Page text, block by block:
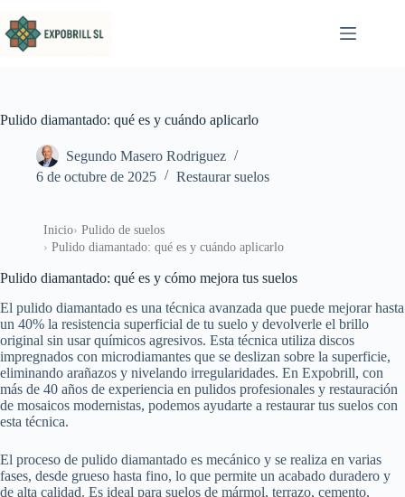
Pulido diamantado: qué es y cuándo aplicarlo
Segundo Masero Rodriguez
6 de octubre de 2025
Restaurar suelos
Inicio
Pulido de suelos
Pulido diamantado: qué es y cuándo aplicarlo
Pulido diamantado: qué es y cómo mejora tus suelos
El pulido diamantado es una técnica avanzada que puede mejorar hasta
un 40% la resistencia superficial de tu suelo y devolverle el brillo
original sin usar químicos agresivos. Esta técnica utiliza discos
impregnados con microdiamantes que se deslizan sobre la superficie,
eliminando arañazos y nivelando irregularidades. En Expobrill, con
más de 40 años de experiencia en pulidos profesionales y restauración
de mosaicos modernistas, podemos ayudarte a restaurar tus suelos con
esta técnica.
El proceso de pulido diamantado es mecánico y se realiza en varias
fases, desde grueso hasta fino, lo que permite un acabado duradero y
de alta calidad. Es ideal para suelos de mármol, terrazo, cemento,